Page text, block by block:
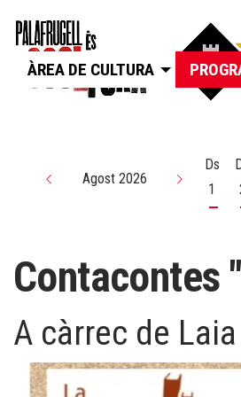
ÀREA DE CULTURA
Agost 2026
Ds
1
Contacontes
A càrrec de